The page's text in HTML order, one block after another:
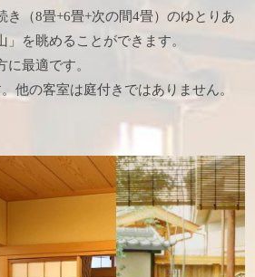
き（8畳+6畳+次の間4畳）のゆとりあ
を眺めることができます。
最適です。
他の客室は庭付きではありません。